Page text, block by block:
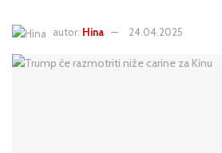
autor: Hina 24.04.2025